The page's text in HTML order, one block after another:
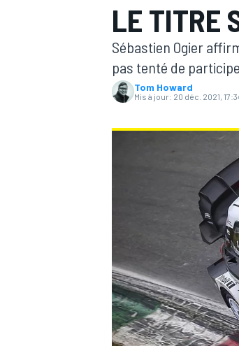
LE TITRE
Sébastien Ogier
pas tenté de
Tom Howard
Mis à jour: 20 déc. 2021,